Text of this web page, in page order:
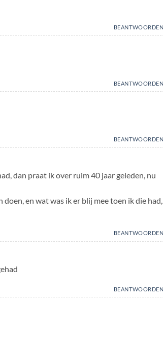
BEANTWOORDEN
BEANTWOORDEN
BEANTWOORDEN
dan praat ik over ruim 40 jaar geleden, nu
en wat was ik er blij mee toen ik die had,
BEANTWOORDEN
BEANTWOORDEN